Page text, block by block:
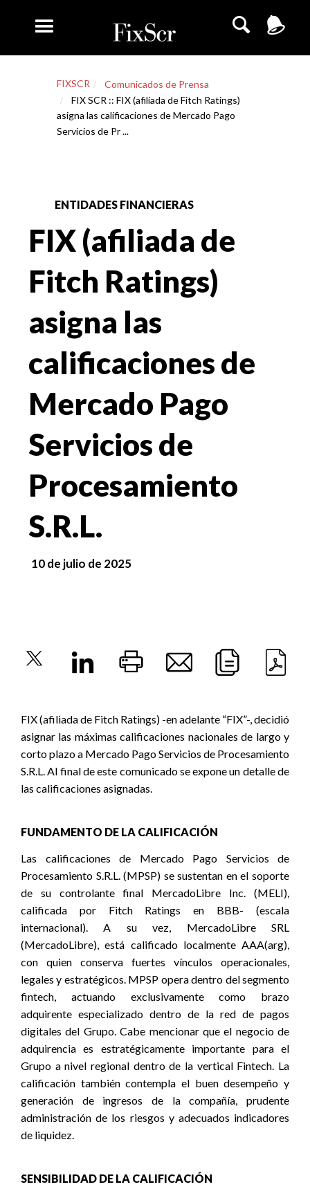
FIXSCR
Comunicados de Prensa
FIX SCR :: FIX (afiliada de Fitch Ratings)
asigna las calificaciones de Mercado Pago
Servicios de Pr ...
ENTIDADES FINANCIERAS
FIX (afiliada de
Fitch Ratings)
asigna las
calificaciones de
Mercado Pago
Servicios de
Procesamiento
S.R.L.
10 de julio de 2025
FIX (afiliada de Fitch Ratings) -en adelante “FIX”-, decidió
asignar las máximas calificaciones nacionales de largo y
corto plazo a Mercado Pago Servicios de Procesamiento
S.R.L. Al final de este comunicado se expone un detalle de
las calificaciones asignadas.
FUNDAMENTO DE LA CALIFICACIÓN
Las calificaciones de Mercado Pago Servicios de
Procesamiento S.R.L. (MPSP) se sustentan en el soporte
de su controlante final MercadoLibre Inc. (MELI),
calificada por Fitch Ratings en BBB- (escala
internacional). A su vez, MercadoLibre SRL
(MercadoLibre), está calificado localmente AAA(arg),
con quien conserva fuertes vínculos operacionales,
legales y estratégicos. MPSP opera dentro del segmento
fintech, actuando exclusivamente como brazo
adquirente especializado dentro de la red de pagos
digitales del Grupo. Cabe mencionar que el negocio de
adquirencia es estratégicamente importante para el
Grupo a nivel regional dentro de la vertical Fintech. La
calificación también contempla el buen desempeño y
generación de ingresos de la compañía, prudente
administración de los riesgos y adecuados indicadores
de liquidez.
SENSIBILIDAD DE LA CALIFICACIÓN